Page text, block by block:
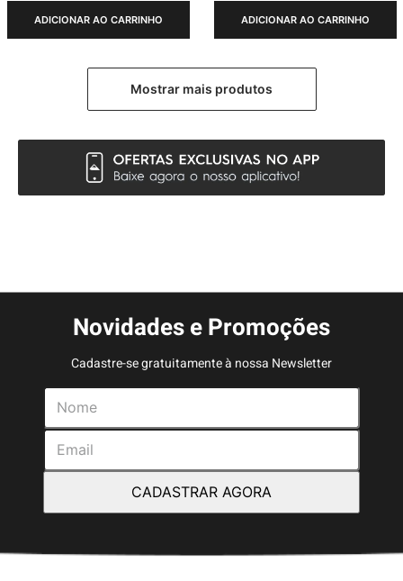
ADICIONAR AO CARRINHO ADICIONAR AO CARRINHO
Novidades e Promoções
Cadastre-se gratuitamente à nossa Newsletter
CADASTRAR AGORA